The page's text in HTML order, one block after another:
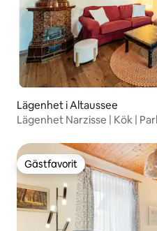
Lägenhet i Altaussee
Lägenhet Narzisse | Kök |
Gästfavorit
Gästfavorit